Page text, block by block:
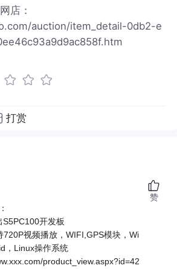
店：
auction/item_detail-0db2-e
打赏
开发板
720P视频播放，WIFI,GPS模块，Wi
，Linux操作系统
product_view.aspx?id=42
赞